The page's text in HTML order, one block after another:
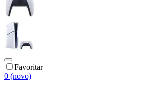
Favoritar
0 (novo)